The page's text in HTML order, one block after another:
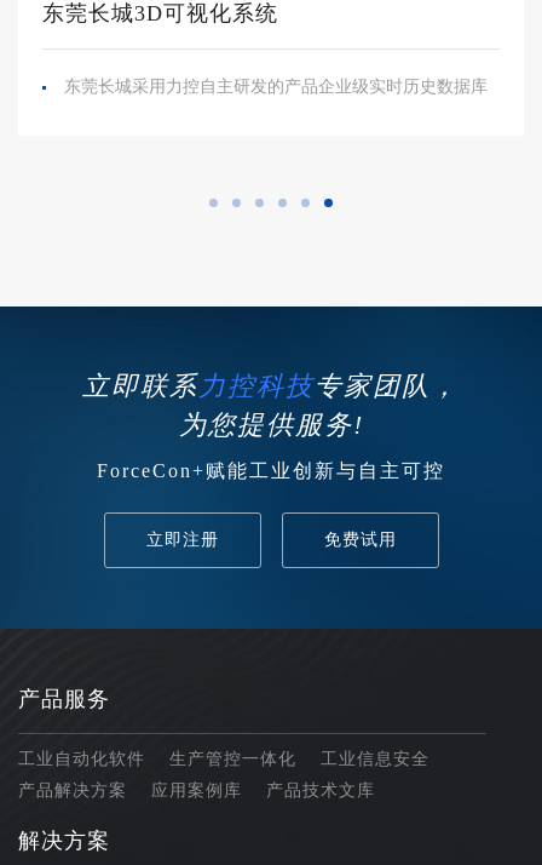
东莞长城3D可视化系统
东莞长城采用力控自主研发的产品企业级实时历史数据库
立即联系 力控科技专家团队，
为您提供服务!
ForceCon+赋能工业创新与自主可控
立即注册 免费试用
产品服务
工业自动化软件 生产管控一体化
工业信息安全
产品解决方案
应用案例库 产品技术文库
解决方案